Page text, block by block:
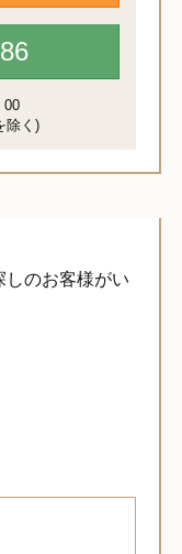
00
除く)
のお客様がい